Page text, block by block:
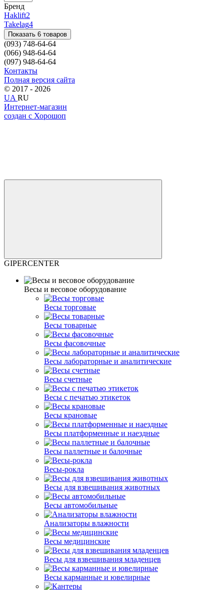
Бренд
Haklift2
Takelag4
Показать 6 товаров
(093) 748-64-64
(066) 948-64-64
(097) 948-64-64
Контакты
Полная версия сайта
© 2017 - 2026
UA RU
Интернет-магазин
создан с Хорошоп
GIPERCENTER
Весы и весовое оборудование
Весы торговые
Весы товарные
Весы фасовочные
Весы лабораторные и аналитические
Весы счетные
Весы с печатью этикеток
Весы крановые
Весы платформенные и наездные
Весы паллетные и балочные
Весы-рокла
Весы для взвешивания животных
Весы автомобильные
Анализаторы влажности
Весы медицинские
Весы для взвешивания младенцев
Весы карманные и ювелирные